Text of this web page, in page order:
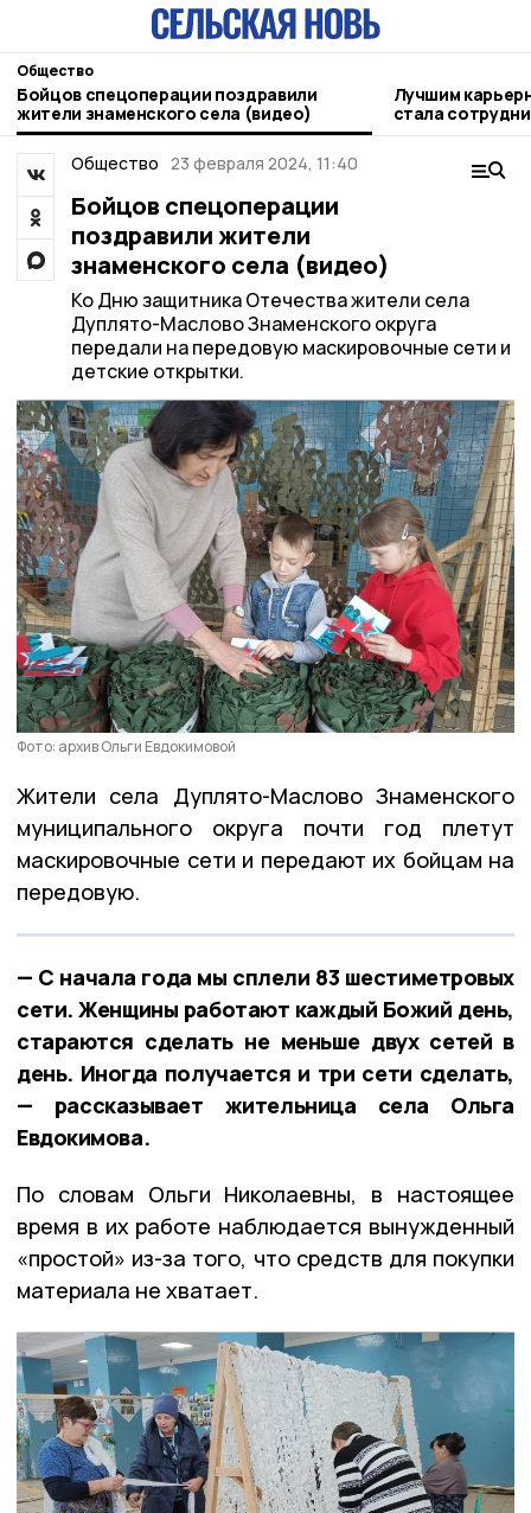
Общество
Бойцов спецоперации поздравили
жители знаменского села (видео)
Лучшим
стала
кадрового
Общество 23 февраля 2024, 11:40
Бойцов спецоперации
поздравили жители
знаменского села (видео)
Ко Дню защитника Отечества жители села
Дуплято-Маслово Знаменского округа
передали на передовую маскировочные сети и
детские открытки.
Фото: архив Ольги Евдокимовой
Жители села Дуплято-Маслово Знаменского
муниципального округа почти год плетут
маскировочные сети и передают их бойцам на
передовую.
— С начала года мы сплели 83 шестиметровых
сети. Женщины работают каждый Божий день,
стараются сделать не меньше двух сетей в
день. Иногда получается и три сети сделать,
— рассказывает жительница села Ольга
Евдокимова.
По словам Ольги Николаевны, в настоящее
время в их работе наблюдается вынужденный
«простой» из-за того, что средств для покупки
материала не хватает.